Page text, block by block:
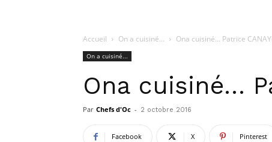
Accueil On a cuisiné... Ona cuisiné… Patrice
On a cuisiné...
Ona cuisiné…
Par Chefs d'Oc - 2 octobre 2016
Facebook X Pinterest